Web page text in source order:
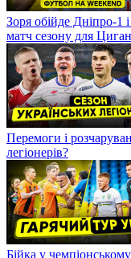
Зоря обійде Дніпро-1
матч сезону для
Перемоги і
легіонерів?
Бійка у